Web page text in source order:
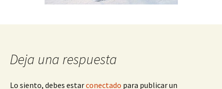
Deja una respuesta
Lo siento, debes estarconectado para publicar un